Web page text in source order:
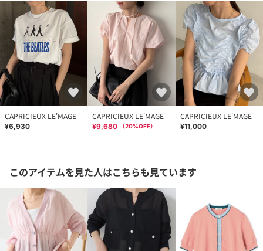
CAPRICIEUX LE'MAGE
¥6,930
CAPRICIEUX LE'MAGE
¥9,680 （20%OFF）
CAPRICIEUX LE'MAGE
¥11,000